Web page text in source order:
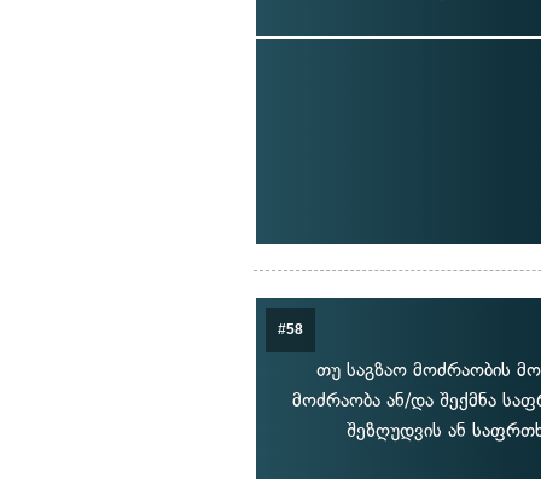
#58
თუ საგზაო მოძრაობის
მოძრაობა ან/და შექმნა
შეზღუდვის ან